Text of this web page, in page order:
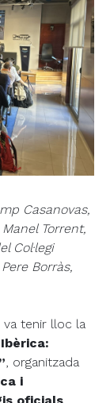
Casanovas,
Torrent,
Col·legi
Borràs,
va tenir lloc la
, organitzada
i